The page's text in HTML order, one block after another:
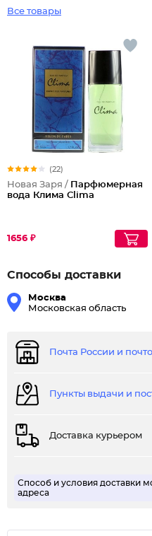
Все товары
(22)
Новая Заря / Парфюмерная
вода Клима Clima
1656 ₽
Способы доставки
Москва
Московская область
Почта России и
Пункты выдачи и
Доставка курьером
Способ и условия доставки
адреса